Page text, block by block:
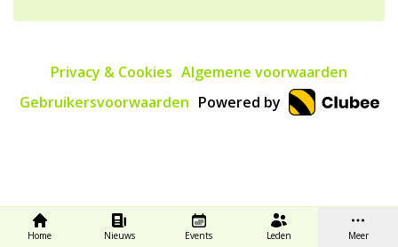
Home Nieuws Events Leden Meer
Privacy & Cookies Algemene voorwaarden
Gebruikersvoorwaarden Powered by